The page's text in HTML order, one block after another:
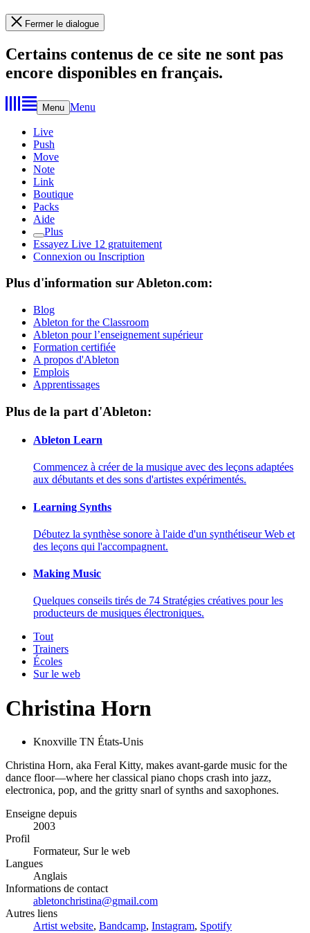
Fermer le dialogue
Certains contenus de ce site ne sont pas
encore disponibles en français.
Menu Menu
Live
Push
Move
Note
Link
Boutique
Packs
Aide
Plus
Essayez Live 12 gratuitement
Connexion ou Inscription
Plus d'information sur Ableton.com:
Blog
Ableton for the Classroom
Ableton pour l’enseignement supérieur
Formation certifiée
A propos d'Ableton
Emplois
Apprentissages
Plus de la part d'Ableton:
Ableton Learn
Commencez à créer de la musique avec des leçons adaptées
aux débutants et des sons d'artistes expérimentés.
Learning Synths
Débutez la synthèse sonore à l'aide d'un synthétiseur Web et
des leçons qui l'accompagnent.
Making Music
Quelques conseils tirés de 74 Stratégies créatives pour les
producteurs de musiques électroniques.
Tout
Trainers
Écoles
Sur le web
Christina Horn
Knoxville TN États-Unis
Christina Horn, aka Feral Kitty, makes avant-garde music for the
dance floor—where her classical piano chops crash into jazz,
electronica, pop, and the gritty snarl of synths and saxophones.
Enseigne depuis
2003
Profil
Formateur, Sur le web
Langues
Anglais
Informations de contact
abletonchristina@gmail.com
Autres liens
Artist website, Bandcamp, Instagram, Spotify